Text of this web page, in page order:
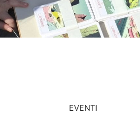
EVENTI